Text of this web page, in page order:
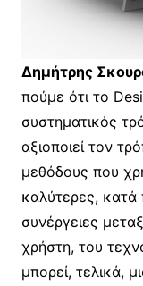
Δημήτρης
πούμε ότι το
συστηματικός
αξιοποιεί τον
μεθόδους που
καλύτερες, κατά
συνέργειες
χρήστη, του
μπορεί, τελικά,